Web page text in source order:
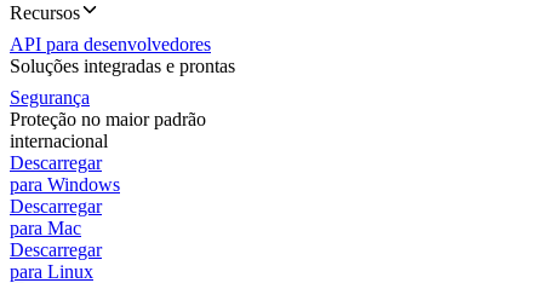
Recursos
API para desenvolvedores
Soluções integradas e prontas
Segurança
Proteção no maior padrão
internacional
Descarregar
para Windows
Descarregar
para Mac
Descarregar
para Linux